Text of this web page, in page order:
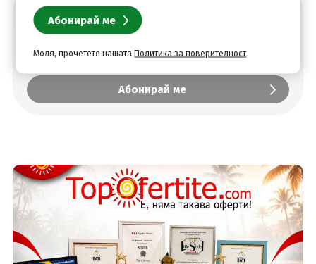
Абонирай се за най-добрите оферти
Моля, прочетете нашатаПолитика за поверителност